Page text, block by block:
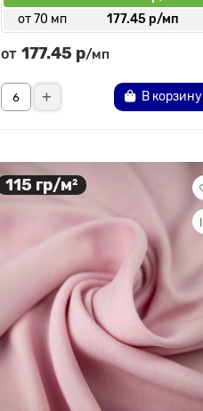
от 70 мп
177.45 р/мп
от 177.45 р/мп
В корзину
115 гр/м²